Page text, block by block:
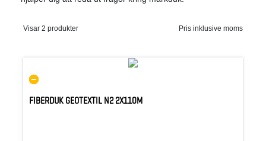
Visar 2 produkter Pris inklusive moms
FIBERDUK GEOTEXTIL N2 2X110M